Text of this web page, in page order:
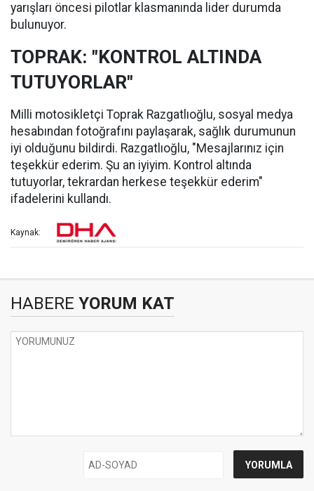
yarışları öncesi pilotlar klasmanında lider durumda
bulunuyor.
TOPRAK: "KONTROL ALTINDA
TUTUYORLAR"
Milli motosikletçi Toprak Razgatlıoğlu, sosyal medya
hesabından fotoğrafını paylaşarak, sağlık durumunun
iyi olduğunu bildirdi. Razgatlıoğlu, "Mesajlarınız için
teşekkür ederim. Şu an iyiyim. Kontrol altında
tutuyorlar, tekrardan herkese teşekkür ederim"
ifadelerini kullandı.
Kaynak:
HABERE YORUM KAT